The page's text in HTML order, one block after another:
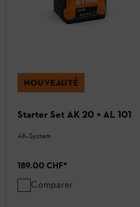
NOUVEAUTÉ
Starter Set AK 20 + AL 101
AK-System
189.00 CHF*
Comparer